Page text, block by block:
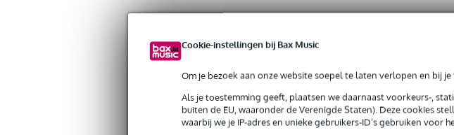
Cookie-instellingen bij Bax Music
Om je bezoek aan onze website soepel te laten verlopen en bij
Als je toestemming geeft, plaatsen we daarnaast voorkeurs-,
buiten de EU, waaronder de Verenigde Staten). Deze cookies
waarbij we je IP-adres en unieke gebruikers-ID’s gebruiken